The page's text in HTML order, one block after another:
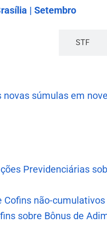
| Setembro
STF
novas súmulas em
Previdenciárias
Cofins não-
sobre Bônus de